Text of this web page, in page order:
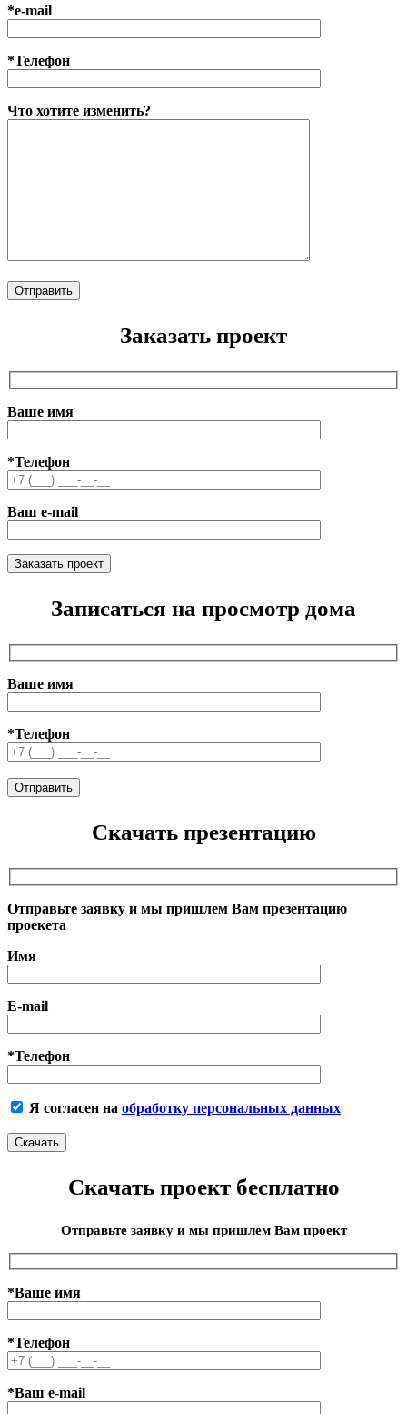
*e-mail
*Телефон
Что хотите изменить?
Заказать проект
Ваше имя
*Телефон
Ваш e-mail
Записаться на просмотр дома
Ваше имя
*Телефон
Скачать презентацию
Отправьте заявку и мы пришлем Вам презентацию
проекета
Имя
E-mail
*Телефон
Я согласен на обработку персональных данных
Скачать проект бесплатно
Отправьте заявку и мы пришлем Вам проект
*Ваше имя
*Телефон
*Ваш e-mail